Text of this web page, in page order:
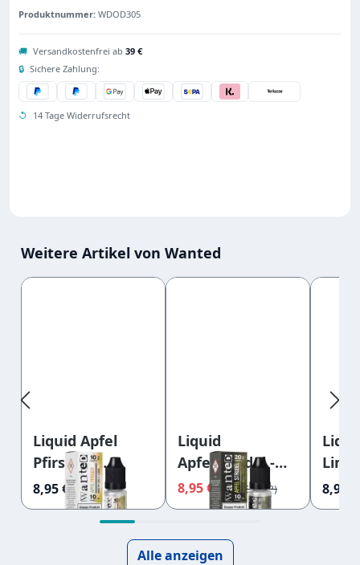
Produktnummer: WDOD305
🚚 Versandkostenfrei ab 39 €
🔒 Sichere Zahlung:
↺ 14 Tage Widerrufsrecht
Weitere Artikel von Wanted
Produktgalerie überspringen
Liquid Apfel
Pfirsich -
Wanted
Overdosed
Nikotinsalz
8,95 €
Liquid
Apfelstrudel -
Wanted
Overdosed
20mg
8,95 € 9,45 € 8,95 €
Alle anzeigen